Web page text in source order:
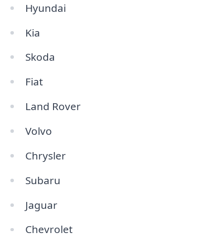
Hyundai
Kia
Skoda
Fiat
Land Rover
Volvo
Chrysler
Subaru
Jaguar
Chevrolet